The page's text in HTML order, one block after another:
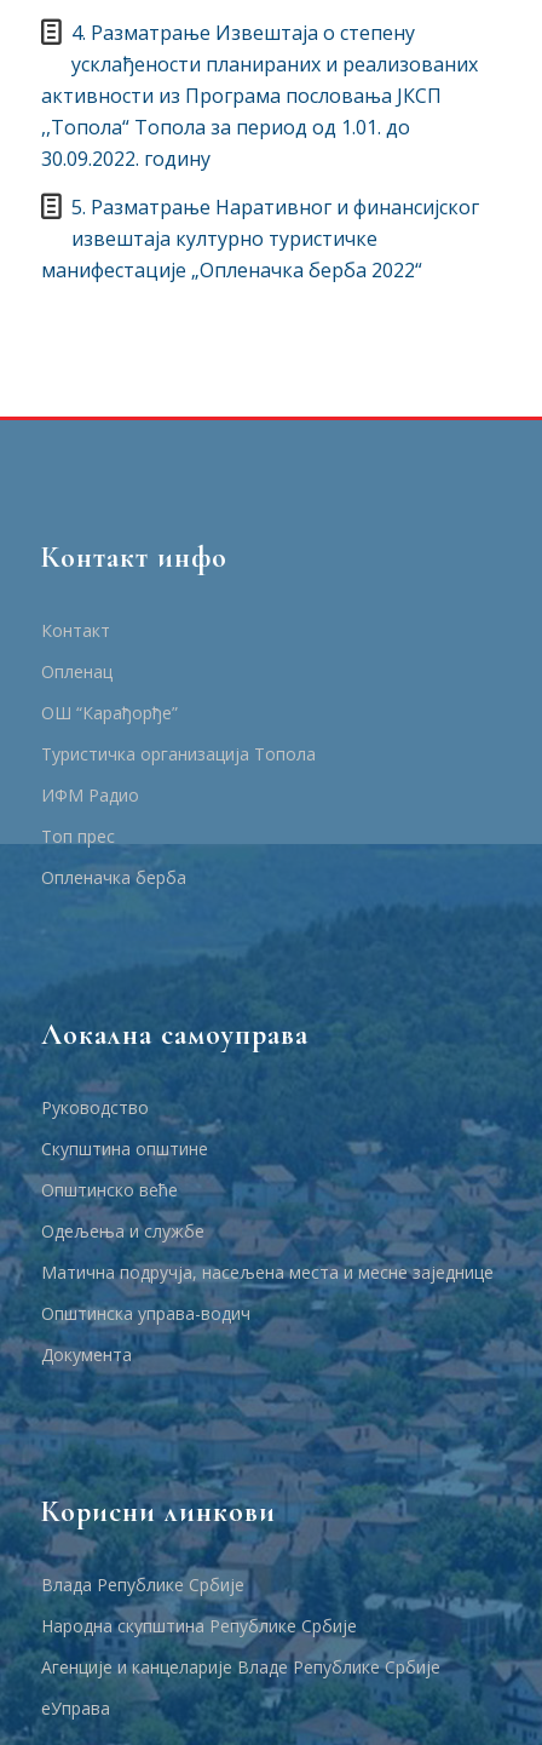
4. Разматрање Извештаја о степену
усклађености планираних и реализованих
активности из Програма пословања ЈКСП
,,Топола“ Топола за период од 1.01. до
30.09.2022. годину
5. Разматрање Наративног и финансијског
извештаја културно туристичке
манифестације „Опленачка берба 2022“
Контакт инфо
Контакт
Опленац
ОШ “Карађорђе”
Туристичка организација Топола
ИФМ Радио
Топ прес
Опленачка берба
Локална самоуправа
Руководство
Скупштина општине
Општинско веће
Одељења и службе
Матична подручја, насељена места и месне заједнице
Општинска управа-водич
Документа
Корисни линкови
Влада Републике Србије
Народна скупштина Републике Србије
Агенције и канцеларије Владе Републике Србије
еУправа